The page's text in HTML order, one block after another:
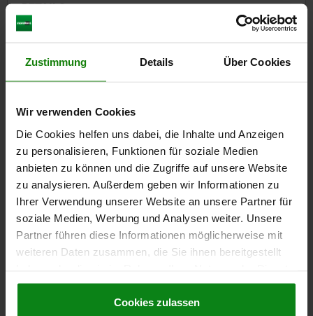
Zustimmung Details Über Cookies
Wir verwenden Cookies
Die Cookies helfen uns dabei, die Inhalte und Anzeigen
zu personalisieren, Funktionen für soziale Medien
anbieten zu können und die Zugriffe auf unsere Website
zu analysieren. Außerdem geben wir Informationen zu
Ihrer Verwendung unserer Website an unsere Partner für
soziale Medien, Werbung und Analysen weiter. Unsere
Partner führen diese Informationen möglicherweise mit
weiteren Daten zusammen, die Sie ihnen bereitgestellt
gesammelt haben.Cookie Richtlinien
Datenschutz|AGB
Cookies zulassen
DETAILS
DOWNLOADS
Andere Kunden kauften auch
03075